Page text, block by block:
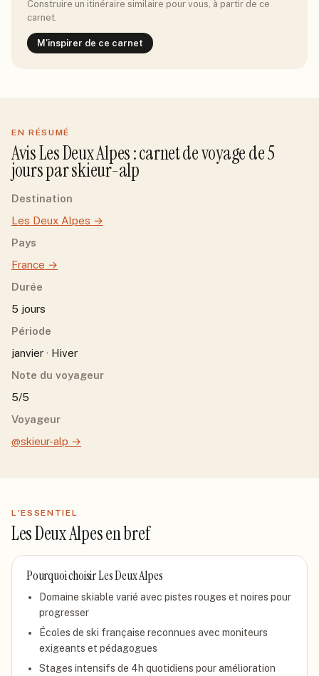
Construire un itinéraire similaire pour vous, à partir de ce
carnet.
M'inspirer de ce carnet
EN RÉSUMÉ
AvisLes Deux Alpes: carnet de voyage de5
joursparskieur-alp
Destination
Les Deux Alpes →
Pays
France →
Durée
5 jours
Période
janvier · Hiver
Note du voyageur
5/5
Voyageur
@skieur-alp →
L'ESSENTIEL
Les Deux Alpesen bref
Pourquoi choisirLes Deux Alpes
Domaine skiable varié avec pistes rouges et noires pour
progresser
Écoles de ski française reconnues avec moniteurs
exigeants et pédagogues
Stages intensifs de 4h quotidiens pour amélioration